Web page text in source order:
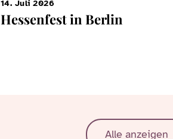
14. Juli 2026
Hessenfest in Berlin
Alle anzeigen